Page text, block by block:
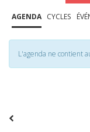
AGENDA CYCLES
L'agenda ne contient